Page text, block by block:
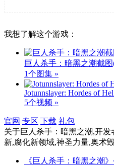
我想了解这个游戏：
巨人杀手：暗黑之潮截图
1个图集 »
Jotunnslayer: Hordes of
5个视频 »
官网 专区 下载 礼包
关于巨人杀手：暗黑之潮,开
新,腐化新领域,神圣力量,奥术
《巨人杀手：暗黑之潮